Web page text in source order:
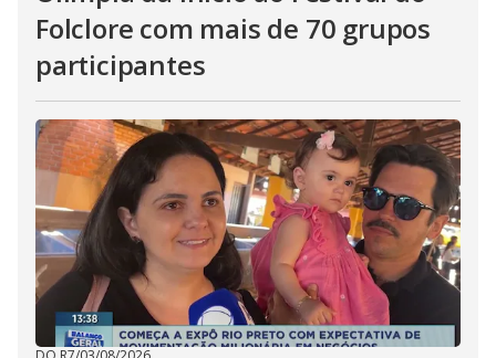
Folclore com mais de 70 grupos
participantes